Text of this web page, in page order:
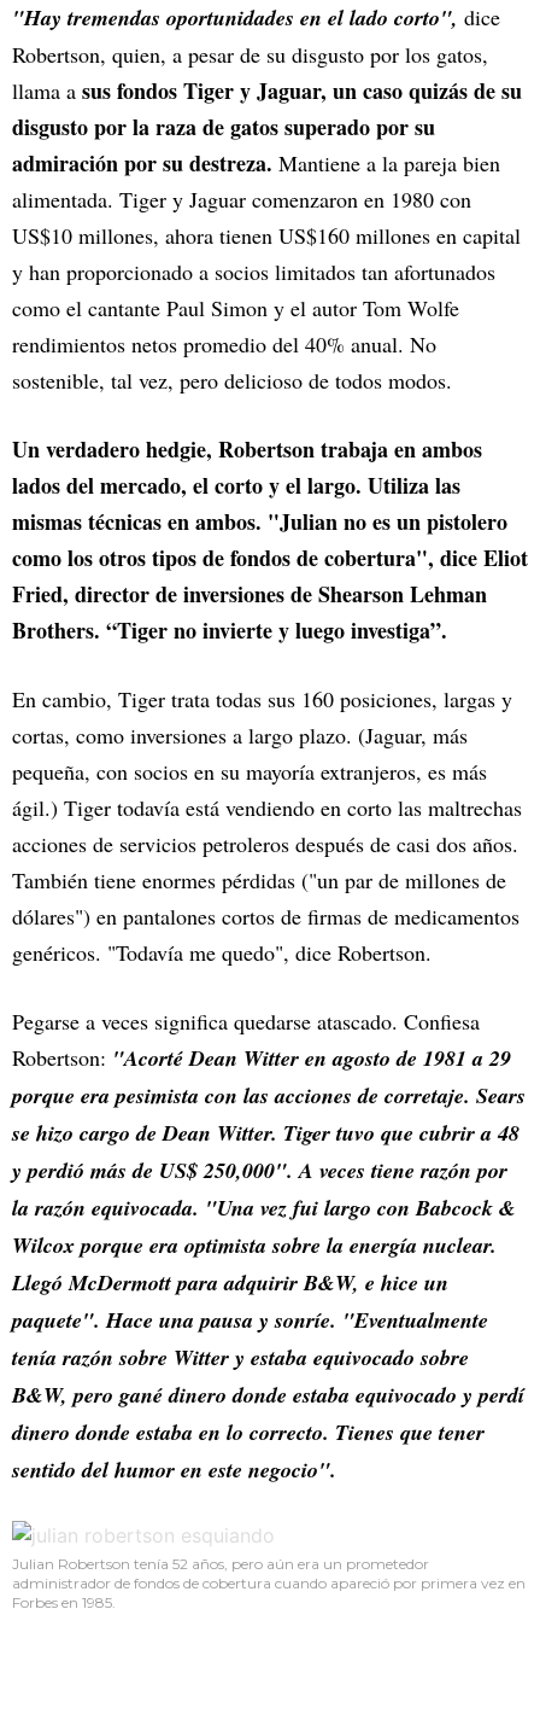
"Hay tremendas oportunidades en el lado corto", dice
Robertson, quien, a pesar de su disgusto por los gatos,
llama a sus fondos Tiger y Jaguar, un caso quizás de su
disgusto por la raza de gatos superado por su
admiración por su destreza. Mantiene a la pareja bien
alimentada. Tiger y Jaguar comenzaron en 1980 con
US$10 millones, ahora tienen US$160 millones en capital
y han proporcionado a socios limitados tan afortunados
como el cantante Paul Simon y el autor Tom Wolfe
rendimientos netos promedio del 40% anual. No
sostenible, tal vez, pero delicioso de todos modos.
Un verdadero hedgie, Robertson trabaja en ambos
lados del mercado, el corto y el largo. Utiliza las
mismas técnicas en ambos. "Julian no es un pistolero
como los otros tipos de fondos de cobertura", dice Eliot
Fried, director de inversiones de Shearson Lehman
Brothers. “Tiger no invierte y luego investiga”.
En cambio, Tiger trata todas sus 160 posiciones, largas y
cortas, como inversiones a largo plazo. (Jaguar, más
pequeña, con socios en su mayoría extranjeros, es más
ágil.) Tiger todavía está vendiendo en corto las maltrechas
acciones de servicios petroleros después de casi dos años.
También tiene enormes pérdidas ("un par de millones de
dólares") en pantalones cortos de firmas de medicamentos
genéricos. "Todavía me quedo", dice Robertson.
Pegarse a veces significa quedarse atascado. Confiesa
Robertson: "Acorté Dean Witter en agosto de 1981 a 29
porque era pesimista con las acciones de corretaje. Sears
se hizo cargo de Dean Witter. Tiger tuvo que cubrir a 48
y perdió más de US$ 250,000". A veces tiene razón por
la razón equivocada. "Una vez fui largo con Babcock &
Wilcox porque era optimista sobre la energía nuclear.
Llegó McDermott para adquirir B&W, e hice un
paquete". Hace una pausa y sonríe. "Eventualmente
tenía razón sobre Witter y estaba equivocado sobre
B&W, pero gané dinero donde estaba equivocado y perdí
dinero donde estaba en lo correcto. Tienes que tener
sentido del humor en este negocio".
Julian Robertson tenía 52 años, pero aún era un prometedor
administrador de fondos de cobertura cuando apareció por primera vez en
Forbes en 1985.